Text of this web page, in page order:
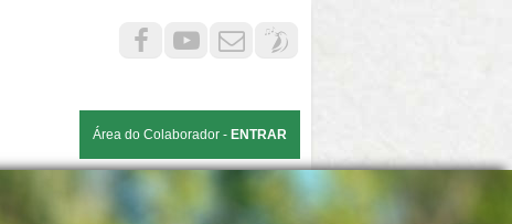
Área do Colaborador - ENTRAR